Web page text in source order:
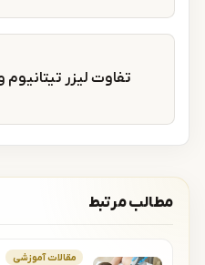
تفاوت لیزر تیتانیوم
مطالب مرتبط
مقالات آموزشی